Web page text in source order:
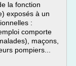
la fonction
exposés à un
:
comporte
maçons,
pompiers...